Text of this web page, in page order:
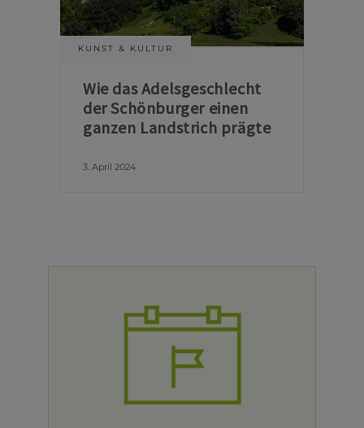
KUNST & KULTUR
Wie das Adelsgeschlecht
der Schönburger einen
ganzen Landstrich prägte
3. April 2024